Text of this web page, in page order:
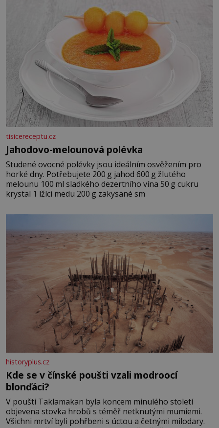
tisicereceptu.cz
Jahodovo-melounová polévka
Studené ovocné polévky jsou ideálním osvěžením pro
horké dny. Potřebujete 200 g jahod 600 g žlutého
melounu 100 ml sladkého dezertního vína 50 g cukru
krystal 1 lžíci medu 200 g zakysané sm
historyplus.cz
Kde se v čínské poušti vzali modroocí
blonďáci?
V poušti Taklamakan byla koncem minulého století
objevena stovka hrobů s téměř netknutými mumiemi.
Všichni mrtví byli pohřbeni s úctou a četnými milodary.